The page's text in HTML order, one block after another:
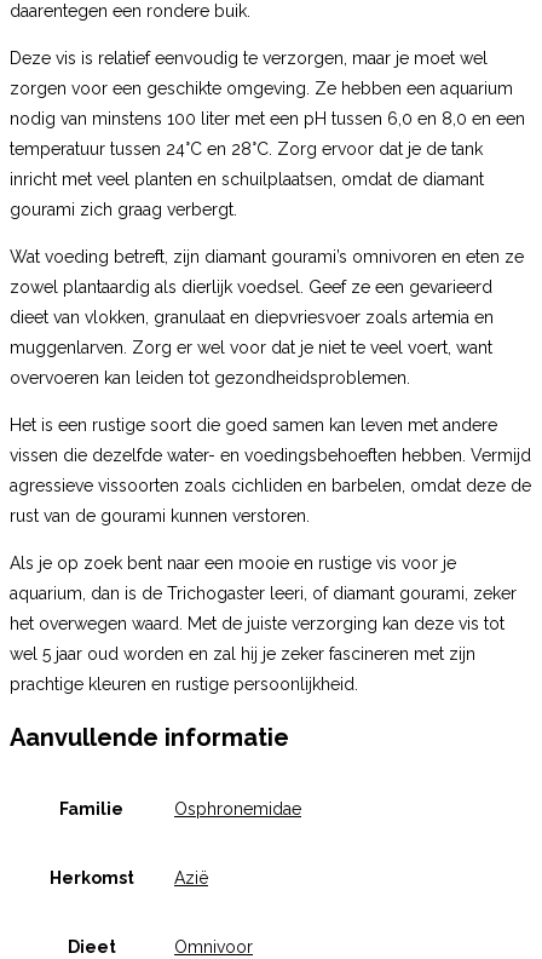
daarentegen een rondere buik.
Deze vis is relatief eenvoudig te verzorgen, maar je moet wel
zorgen voor een geschikte omgeving. Ze hebben een aquarium
nodig van minstens 100 liter met een pH tussen 6,0 en 8,0 en een
temperatuur tussen 24°C en 28°C. Zorg ervoor dat je de tank
inricht met veel planten en schuilplaatsen, omdat de diamant
gourami zich graag verbergt.
Wat voeding betreft, zijn diamant gourami’s omnivoren en eten ze
zowel plantaardig als dierlijk voedsel. Geef ze een gevarieerd
dieet van vlokken, granulaat en diepvriesvoer zoals artemia en
muggenlarven. Zorg er wel voor dat je niet te veel voert, want
overvoeren kan leiden tot gezondheidsproblemen.
Het is een rustige soort die goed samen kan leven met andere
vissen die dezelfde water- en voedingsbehoeften hebben. Vermijd
agressieve vissoorten zoals cichliden en barbelen, omdat deze de
rust van de gourami kunnen verstoren.
Als je op zoek bent naar een mooie en rustige vis voor je
aquarium, dan is de Trichogaster leeri, of diamant gourami, zeker
het overwegen waard. Met de juiste verzorging kan deze vis tot
wel 5 jaar oud worden en zal hij je zeker fascineren met zijn
prachtige kleuren en rustige persoonlijkheid.
Aanvullende informatie
Familie Osphronemidae
Herkomst Azië
Dieet Omnivoor